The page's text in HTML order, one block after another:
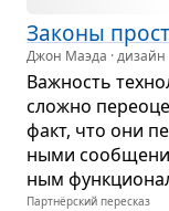
Законы
Джон Маэда · дизайн
Важ­ность
сложно
факт, что они
ными
ным
Партнёрский пересказ